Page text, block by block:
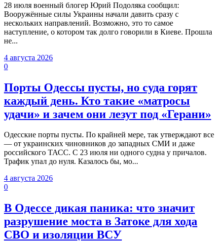
28 июля военный блогер Юрий Подоляка сообщил:
Вооружённые силы Украины начали давить сразу с
нескольких направлений. Возможно, это то самое
наступление, о котором так долго говорили в Киеве. Прошла
не...
4 августа 2026
0
Порты Одессы пусты, но суда горят
каждый день. Кто такие «матросы
удачи» и зачем они лезут под «Герани»
Одесские порты пусты. По крайней мере, так утверждают все
— от украинских чиновников до западных СМИ и даже
российского ТАСС. С 23 июля ни одного судна у причалов.
Трафик упал до нуля. Казалось бы, мо...
4 августа 2026
0
В Одессе дикая паника: что значит
разрушение моста в Затоке для хода
СВО и изоляции ВСУ